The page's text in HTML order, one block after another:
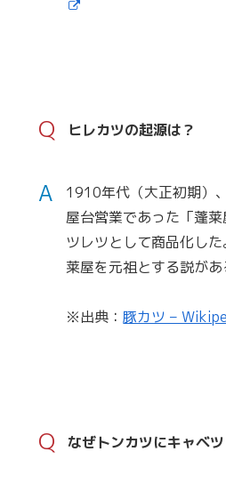
Q ヒレカツの起源は？
A
1910年代（大正初期）
屋台営業であった「蓬
ツレツとして商品化し
莱屋を元祖とする説があ
※出典：豚カツ –
Q なぜトンカツにキャベツ